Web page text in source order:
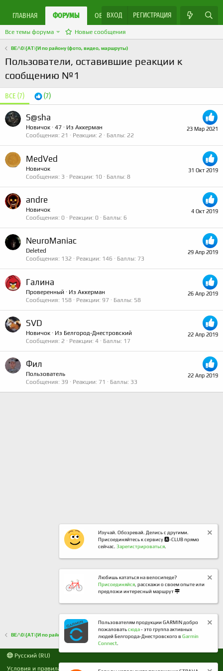
ГЛАВНАЯ ФОРУМЫ ОБЪЯВЛЕНИЯ ЯРМАРКА МАСТЕРОВ
ВХОД РЕГИСТРАЦИЯ
Все темы форума Новые сообщения
ВЕ/\0|{АТ|{И по району (фото, видео, маршруты)
Пользователи, оставившие реакции к
сообщению №1
ВСЕ (7) (7)
23 Мар 2021
S@sha
Новичок · 47 · Из Аккерман
Сообщения 21 Реакции 2 Баллы 22
31 Окт 2019
MedVed
Новичок
Сообщения 3 Реакции 10 Баллы 8
4 Окт 2019
andre
Новичок
Сообщения 0 Реакции 0 Баллы 6
29 Апр 2019
NeuroManiac
Deleted
Сообщения 132 Реакции 146 Баллы 73
26 Апр 2019
Галина
Проверенный · Из Аккерман
Сообщения 158 Реакции 97 Баллы 58
22 Апр 2019
SVD
Новичок · Из Белгород-Днестровский
Сообщения 2 Реакции 4 Баллы 17
22 Апр 2019
Фил
Пользователь
Сообщения 39 Реакции 71 Баллы 33
ВЕ/\0|{АТ|{И по району (фото, видео, маршруты)
Русский (RU)
Условия и правила
Политика конфиденциальности
Изучай. Обозревай. Делись с другими.
Присоединяйтесь к сервису 🅰️-CLUB прямо
сейчас. Зарегистрироваться
Любишь кататься на велосипеде?
Присоединяйся, расскажи о своем опыте или
предложи интересный маршрут
Пользователям продукции GARMIN добро
пожаловатьсюда- это группа активных
людей Белгорода-Днестровского в Garmin
Connect